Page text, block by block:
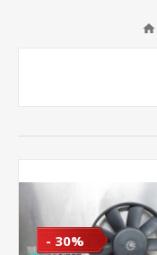
- 30%